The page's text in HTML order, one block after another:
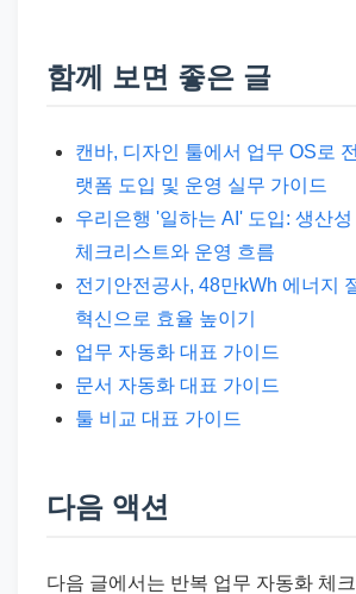
함께 보면 좋은 글
캔바, 디자인 툴에서 업무 OS로
랫폼 도입 및 운영 실무 가이드
우리은행 '일하는 AI' 도입: 생산
체크리스트와 운영 흐름
전기안전공사, 48만kWh 에너지
혁신으로 효율 높이기
업무 자동화 대표 가이드
문서 자동화 대표 가이드
툴 비교 대표 가이드
다음 액션
다음 글에서는 반복 업무 자동화 체